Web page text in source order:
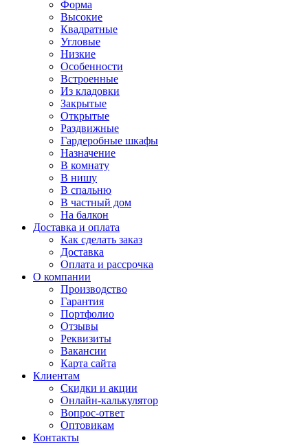
Форма
Высокие
Квадратные
Угловые
Низкие
Особенности
Встроенные
Из кладовки
Закрытые
Открытые
Раздвижные
Гардеробные шкафы
Назначение
В комнату
В нишу
В спальню
В частный дом
На балкон
Доставка и оплата
Как сделать заказ
Доставка
Оплата и рассрочка
О компании
Производство
Гарантия
Портфолио
Отзывы
Реквизиты
Вакансии
Карта сайта
Клиентам
Скидки и акции
Онлайн-калькулятор
Вопрос-ответ
Оптовикам
Контакты